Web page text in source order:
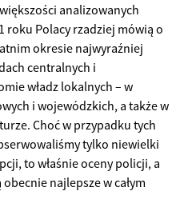
analizowanych
roku Polacy rzadziej mówią o
okresie najwyraźniej
centralnych i
władz lokalnych – w
i wojewódzkich, a także w
Choć w przypadku tych
tylko niewielki
to właśnie oceny policji, a
najlepsze w całym